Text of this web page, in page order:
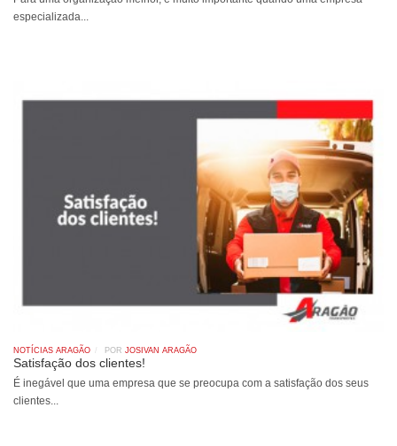
especializada...
NOTÍCIAS ARAGÃO POR JOSIVAN ARAGÃO
Satisfação dos clientes!
É inegável que uma empresa que se preocupa com a satisfação dos seus
clientes...